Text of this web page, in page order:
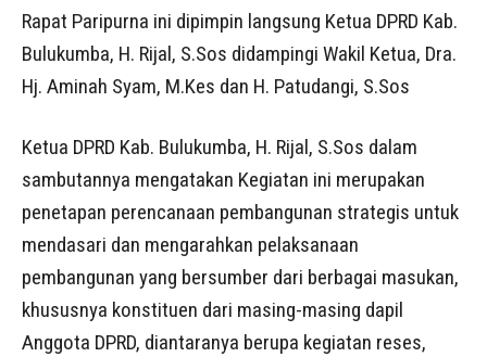
Rapat Paripurna ini dipimpin langsung Ketua DPRD Kab.
Bulukumba, H. Rijal, S.Sos didampingi Wakil Ketua, Dra.
Hj. Aminah Syam, M.Kes dan H. Patudangi, S.Sos
Ketua DPRD Kab. Bulukumba, H. Rijal, S.Sos dalam
sambutannya mengatakan Kegiatan ini merupakan
penetapan perencanaan pembangunan strategis untuk
mendasari dan mengarahkan pelaksanaan
pembangunan yang bersumber dari berbagai masukan,
khususnya konstituen dari masing-masing dapil
Anggota DPRD, diantaranya berupa kegiatan reses,